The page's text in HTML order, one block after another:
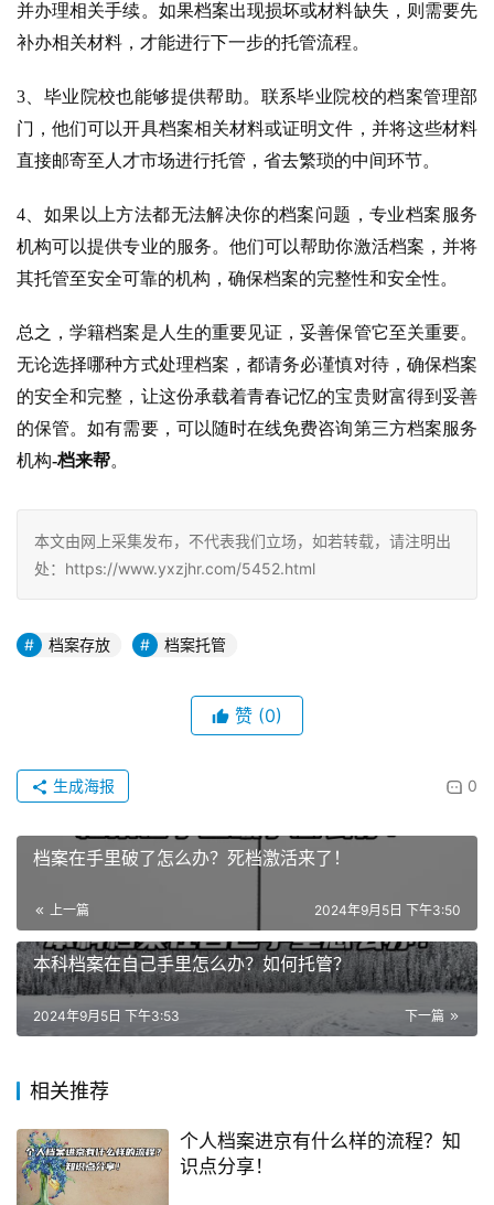
并办理相关手续。如果档案出现损坏或材料缺失，则需要先
补办相关材料，才能进行下一步的托管流程。
3、毕业院校也能够提供帮助。联系毕业院校的档案管理部
门，他们可以开具档案相关材料或证明文件，并将这些材料
直接邮寄至人才市场进行托管，省去繁琐的中间环节。
4、如果以上方法都无法解决你的档案问题，专业档案服务
机构可以提供专业的服务。他们可以帮助你激活档案，并将
其托管至安全可靠的机构，确保档案的完整性和安全性。
总之，学籍档案是人生的重要见证，妥善保管它至关重要。
无论选择哪种方式处理档案，都请务必谨慎对待，确保档案
的安全和完整，让这份承载着青春记忆的宝贵财富得到妥善
的保管。如有需要，可以随时在线免费咨询第三方档案服务
机构-档来帮。
本文由网上采集发布，不代表我们立场，如若转载，请注明出
处：https://www.yxzjhr.com/5452.html
档案存放 档案托管
赞 (0)
0
生成海报
档案在手里破了怎么办？死档激活来了！
上一篇 2024年9月5日 下午3:50
本科档案在自己手里怎么办？如何托管？
下一篇
2024年9月5日 下午3:53
相关推荐
个人档案进京有什么样的流程？知
识点分享！